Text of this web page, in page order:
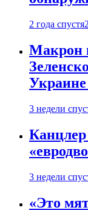
2 года спустя
Макрон
3 недели
3 недели
«Это